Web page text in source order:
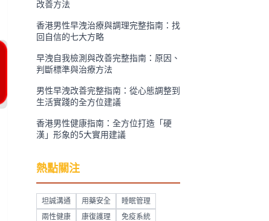
改善方法
香港男性早洩治療與調理完整指南：找
回自信的七大方略
早洩自我檢測與改善完整指南：原因、
判斷標準與治療方法
男性早洩改善完整指南：從心態調整到
生活實踐的全方位建議
香港男性健康指南：全方位打造「硬
漢」形象的5大實用建議
熱點關注
坦誠溝通 用藥安全 睡眠管理
兩性健康 康復護理 免疫系統